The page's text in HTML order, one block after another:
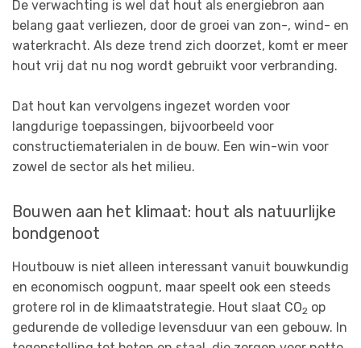
De verwachting is wel dat hout als energiebron aan
belang gaat verliezen, door de groei van zon-, wind- en
waterkracht. Als deze trend zich doorzet, komt er meer
hout vrij dat nu nog wordt gebruikt voor verbranding.
Dat hout kan vervolgens ingezet worden voor
langdurige toepassingen, bijvoorbeeld voor
constructiematerialen in de bouw. Een win-win voor
zowel de sector als het milieu.
Bouwen aan het klimaat: hout als natuurlijke
bondgenoot
Houtbouw is niet alleen interessant vanuit bouwkundig
en economisch oogpunt, maar speelt ook een steeds
grotere rol in de klimaatstrategie. Hout slaat CO2 op
gedurende de volledige levensduur van een gebouw. In